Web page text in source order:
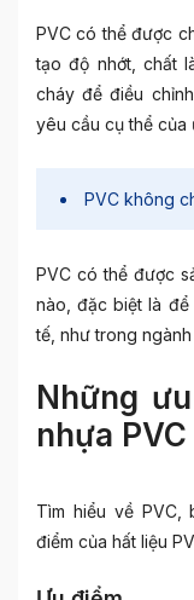
PVC có thể được
tạo độ nhớt, chất
cháy để điều
yêu cầu cụ thể của
PVC không
PVC có thể được
nào, đặc biệt là
tế, như trong
Những
nhựa PVC
Tìm hiểu về
điểm của hất liệu